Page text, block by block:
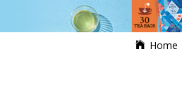
Home